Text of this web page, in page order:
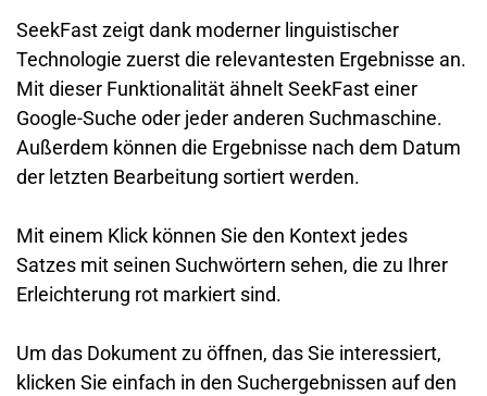
SeekFast zeigt dank moderner linguistischer
Technologie zuerst die relevantesten Ergebnisse an.
Mit dieser Funktionalität ähnelt SeekFast einer
Google-Suche oder jeder anderen Suchmaschine.
Außerdem können die Ergebnisse nach dem Datum
der letzten Bearbeitung sortiert werden.
Mit einem Klick können Sie den Kontext jedes
Satzes mit seinen Suchwörtern sehen, die zu Ihrer
Erleichterung rot markiert sind.
Um das Dokument zu öffnen, das Sie interessiert,
klicken Sie einfach in den Suchergebnissen auf den